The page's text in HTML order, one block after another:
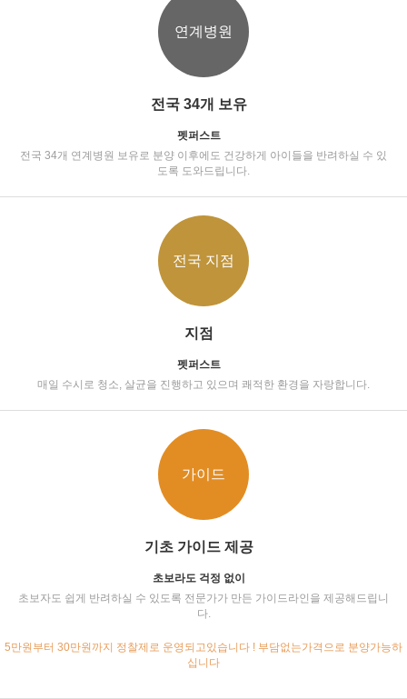
연계병원
전국 34개 보유
펫퍼스트
전국 34개 연계병원 보유로 분양 이후에도 건강하게 아이들을 반려하실 수 있
도록 도와드립니다.
전국 지점
지점
펫퍼스트
매일 수시로 청소, 살균을 진행하고 있으며 쾌적한 환경을 자랑합니다.
가이드
기초 가이드 제공
초보라도 걱정 없이
초보자도 쉽게 반려하실 수 있도록 전문가가 만든 가이드라인을 제공해드립니
다.
5만원부터 30만원까지 정찰제로 운영되고있습니다 ! 부담없는가격으로 분양가능하
십니다